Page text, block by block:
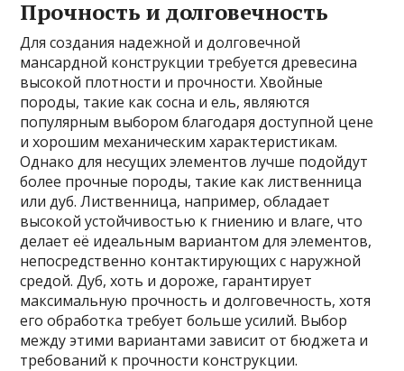
Прочность и долговечность
Для создания надежной и долговечной
мансардной конструкции требуется древесина
высокой плотности и прочности. Хвойные
породы, такие как сосна и ель, являются
популярным выбором благодаря доступной цене
и хорошим механическим характеристикам.
Однако для несущих элементов лучше подойдут
более прочные породы, такие как лиственница
или дуб. Лиственница, например, обладает
высокой устойчивостью к гниению и влаге, что
делает её идеальным вариантом для элементов,
непосредственно контактирующих с наружной
средой. Дуб, хоть и дороже, гарантирует
максимальную прочность и долговечность, хотя
его обработка требует больше усилий. Выбор
между этими вариантами зависит от бюджета и
требований к прочности конструкции.